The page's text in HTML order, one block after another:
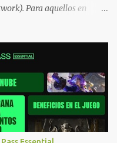
Para aquellos en
en Windows PC y
por acá . ¿Aún
Tenemos un tutorial extenso
dudas generales de cómo
un listado más completo
puede tener
cualquier error. Ofertas